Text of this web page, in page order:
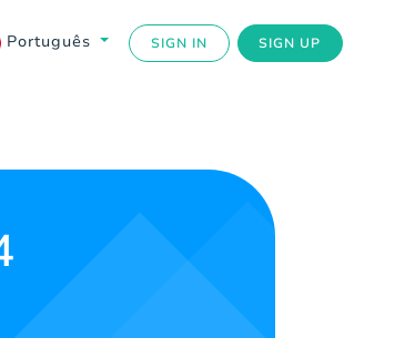
Português SIGN IN SIGN UP